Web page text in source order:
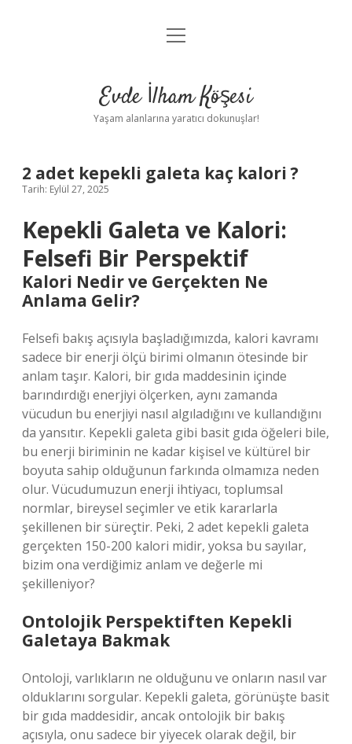
Anasayfa
Yasal Uyarı
menüyü
Evde İlham Köşesi
Yaşam alanlarına yaratıcı dokunuşlar!
2 adet kepekli galeta kaç kalori ?
Tarih: Eylül 27, 2025
Kepekli Galeta ve Kalori:
Felsefi Bir Perspektif
Kalori Nedir ve Gerçekten Ne
Anlama Gelir?
Felsefi bakış açısıyla başladığımızda, kalori kavramı
sadece bir enerji ölçü birimi olmanın ötesinde bir
anlam taşır. Kalori, bir gıda maddesinin içinde
barındırdığı enerjiyi ölçerken, aynı zamanda
vücudun bu enerjiyi nasıl algıladığını ve kullandığını
da yansıtır. Kepekli galeta gibi basit gıda öğeleri bile,
bu enerji biriminin ne kadar kişisel ve kültürel bir
boyuta sahip olduğunun farkında olmamıza neden
olur. Vücudumuzun enerji ihtiyacı, toplumsal
normlar, bireysel seçimler ve etik kararlarla
şekillenen bir süreçtir. Peki, 2 adet kepekli galeta
gerçekten 150-200 kalori midir, yoksa bu sayılar,
bizim ona verdiğimiz anlam ve değerle mi
şekilleniyor?
Ontolojik Perspektiften Kepekli
Galetaya Bakmak
Ontoloji, varlıkların ne olduğunu ve onların nasıl var
olduklarını sorgular. Kepekli galeta, görünüşte basit
bir gıda maddesidir, ancak ontolojik bir bakış
açısıyla, onu sadece bir yiyecek olarak değil, bir